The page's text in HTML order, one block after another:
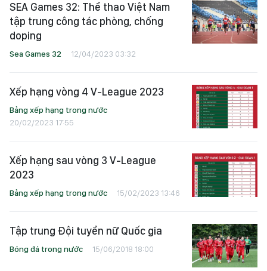
SEA Games 32: Thể thao Việt Nam
tập trung công tác phòng, chống
doping
Sea Games 32 12/04/2023 03:32
Xếp hạng vòng 4 V-League 2023
Bảng xếp hạng trong nước
20/02/2023 17:55
Xếp hạng sau vòng 3 V-League
2023
Bảng xếp hạng trong nước 15/02/2023 13:46
Tập trung Đội tuyển nữ Quốc gia
Bóng đá trong nước 15/06/2018 18:00